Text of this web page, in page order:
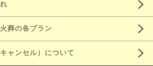
葬の各プラン
ャンセル）について